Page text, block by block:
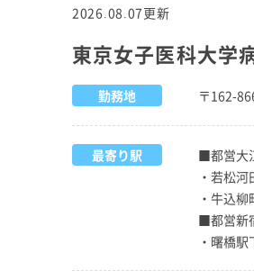
2026.08.07更新
東京女子医科大学
勤務地 〒162-
最寄り駅
■都営大
・若松
・牛込
■都営新
・曙橋